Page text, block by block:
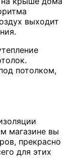
выходит
потолком,
магазине вы
прекрасно
для этих